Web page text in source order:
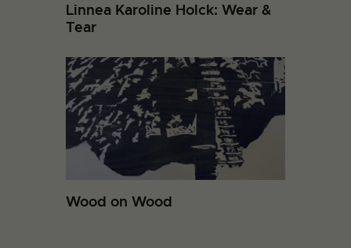
Linnea Karoline Holck: Wear &
Tear
Wood on Wood